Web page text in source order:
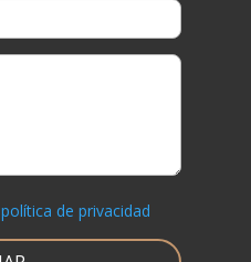
política de privacidad